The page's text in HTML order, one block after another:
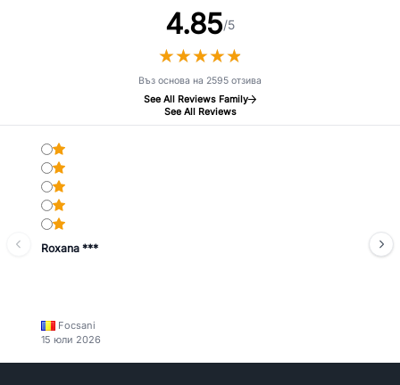
4.85/5
★★★★★
★★★★★
Въз основа на 2595 отзива
See All Reviews Family
See All Reviews
Roxana ***
Focsani
15 юли 2026